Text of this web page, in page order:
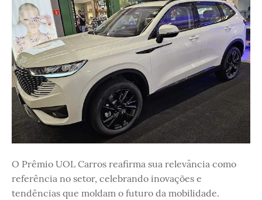
O Prêmio UOL Carros reafirma sua relevância como
referência no setor, celebrando inovações e
tendências que moldam o futuro da mobilidade.